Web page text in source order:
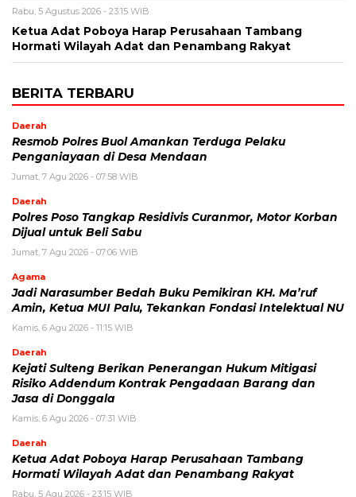
Rabu, 5 Agustus 2026 - 23:15 WIB
Ketua Adat Poboya Harap Perusahaan Tambang
Hormati Wilayah Adat dan Penambang Rakyat
BERITA TERBARU
Daerah
Resmob Polres Buol Amankan Terduga Pelaku
Penganiayaan di Desa Mendaan
Jumat, 7 Agu 2026 - 07:58 WIB
Daerah
Polres Poso Tangkap Residivis Curanmor, Motor Korban
Dijual untuk Beli Sabu
Jumat, 7 Agu 2026 - 07:06 WIB
Agama
Jadi Narasumber Bedah Buku Pemikiran KH. Ma’ruf
Amin, Ketua MUI Palu, Tekankan Fondasi Intelektual NU
Kamis, 6 Agu 2026 - 11:15 WIB
Daerah
Kejati Sulteng Berikan Penerangan Hukum Mitigasi
Risiko Addendum Kontrak Pengadaan Barang dan
Jasa di Donggala
Kamis, 6 Agu 2026 - 07:31 WIB
Daerah
Ketua Adat Poboya Harap Perusahaan Tambang
Hormati Wilayah Adat dan Penambang Rakyat
Rabu, 5 Agu 2026 - 23:15 WIB